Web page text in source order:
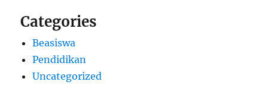
Categories
Beasiswa
Pendidikan
Uncategorized